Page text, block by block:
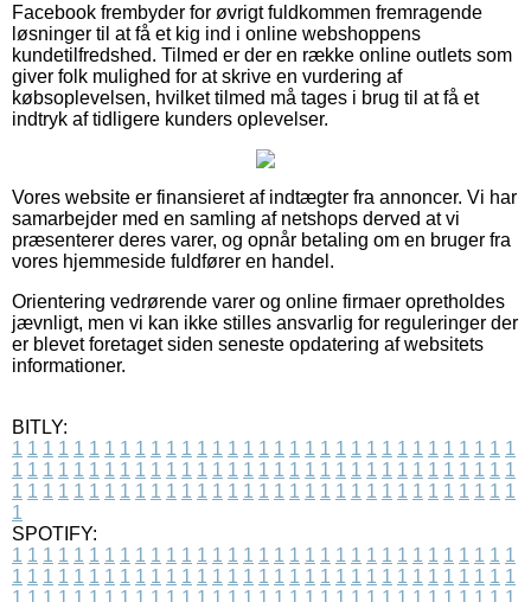
Facebook frembyder for øvrigt fuldkommen fremragende
løsninger til at få et kig ind i online webshoppens
kundetilfredshed. Tilmed er der en række online outlets som
giver folk mulighed for at skrive en vurdering af
købsoplevelsen, hvilket tilmed må tages i brug til at få et
indtryk af tidligere kunders oplevelser.
Vores website er finansieret af indtægter fra annoncer. Vi har
samarbejder med en samling af netshops derved at vi
præsenterer deres varer, og opnår betaling om en bruger fra
vores hjemmeside fuldfører en handel.
Orientering vedrørende varer og online firmaer opretholdes
jævnligt, men vi kan ikke stilles ansvarlig for reguleringer der
er blevet foretaget siden seneste opdatering af websitets
informationer.
BITLY:
1 1 1 1 1 1 1 1 1 1 1 1 1 1 1 1 1 1 1 1 1 1 1 1 1 1 1 1 1 1 1 1 1
1 1 1 1 1 1 1 1 1 1 1 1 1 1 1 1 1 1 1 1 1 1 1 1 1 1 1 1 1 1 1 1 1
1 1 1 1 1 1 1 1 1 1 1 1 1 1 1 1 1 1 1 1 1 1 1 1 1 1 1 1 1 1 1 1 1
1
SPOTIFY:
1 1 1 1 1 1 1 1 1 1 1 1 1 1 1 1 1 1 1 1 1 1 1 1 1 1 1 1 1 1 1 1 1
1 1 1 1 1 1 1 1 1 1 1 1 1 1 1 1 1 1 1 1 1 1 1 1 1 1 1 1 1 1 1 1 1
1 1 1 1 1 1 1 1 1 1 1 1 1 1 1 1 1 1 1 1 1 1 1 1 1 1 1 1 1 1 1 1 1